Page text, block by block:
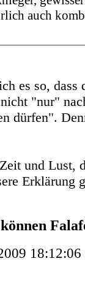
auch
es so, dass
"nur"
dürfen".
und Lust,
Erklärung
18:12:06